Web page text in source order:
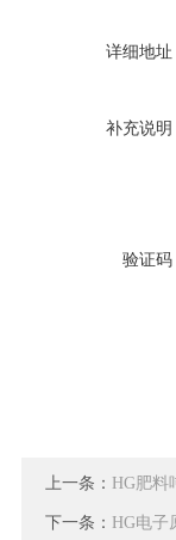
详细地址
补充说明
验证码
上一条： HG肥料
下一条： HG电子